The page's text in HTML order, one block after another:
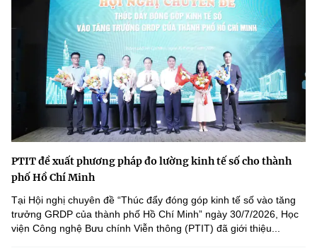
PTIT đề xuất phương pháp đo lường kinh tế số cho thành
phố Hồ Chí Minh
Tại Hội nghị chuyên đề “Thúc đẩy đóng góp kinh tế số vào tăng
trưởng GRDP của thành phố Hồ Chí Minh” ngày 30/7/2026, Học
viện Công nghệ Bưu chính Viễn thông (PTIT) đã giới thiệu...